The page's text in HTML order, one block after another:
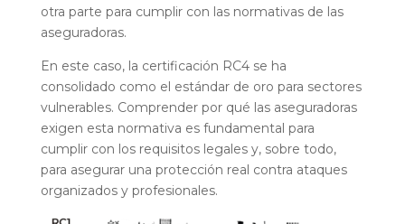
otra parte para cumplir con las normativas de las
aseguradoras.
En este caso, la certificación RC4 se ha
consolidado como el estándar de oro para sectores
vulnerables. Comprender por qué las aseguradoras
exigen esta normativa es fundamental para
cumplir con los requisitos legales y, sobre todo,
para asegurar una protección real contra ataques
organizados y profesionales.